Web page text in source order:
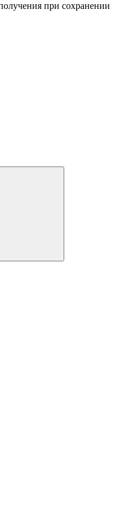
при сохранении